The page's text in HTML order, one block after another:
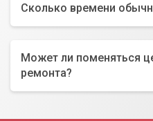
Сколько времени
Может ли поменяться
ремонта?